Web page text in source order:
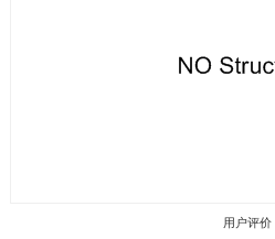
用户评价